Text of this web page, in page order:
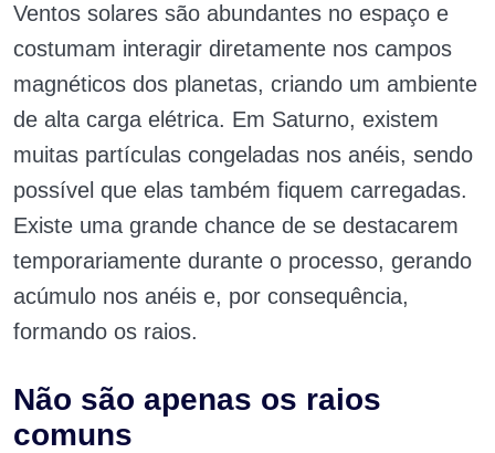
Ventos solares são abundantes no espaço e
costumam interagir diretamente nos campos
magnéticos dos planetas, criando um ambiente
de alta carga elétrica. Em Saturno, existem
muitas partículas congeladas nos anéis, sendo
possível que elas também fiquem carregadas.
Existe uma grande chance de se destacarem
temporariamente durante o processo, gerando
acúmulo nos anéis e, por consequência,
formando os raios.
Não são apenas os raios
comuns